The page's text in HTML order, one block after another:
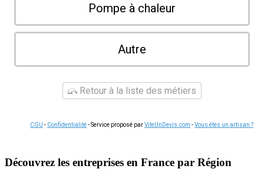
Pompe à chaleur
Autre
Retour à la liste des métiers
CGU - Confidentialité- Service proposé parViteUnDevis.com -Vous êtes un artisan ?
Découvrez les entreprises en France par Région